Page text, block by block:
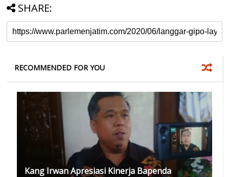
SHARE:
RECOMMENDED FOR YOU
Kang Irwan Apresiasi Kinerja Bapenda